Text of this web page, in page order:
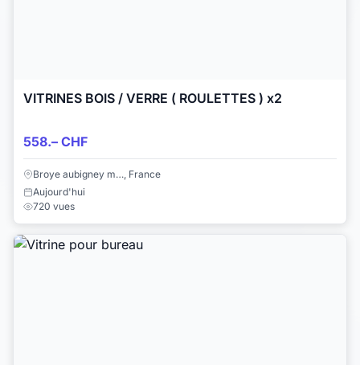
VITRINES BOIS / VERRE ( ROULETTES ) x2
558.– CHF
Broye aubigney m…, France
Aujourd'hui
720 vues